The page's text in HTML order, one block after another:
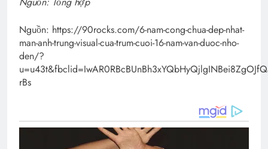
Nguồn: https://90rocks.com/6-nam-cong-chua-dep-nhat-
man-anh-trung-visual-cua-trum-cuoi-16-nam-van-duoc-nho-
den/?
rBs